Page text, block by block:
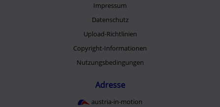
Impressum
Datenschutz
Upload-Richtlinien
Copyright-Informationen
Nutzungsbedingungen
Adresse
austria-in-motion